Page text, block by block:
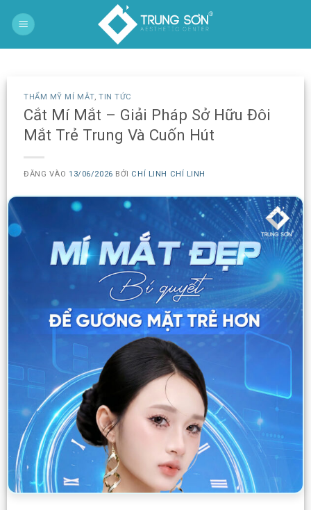
qua
THẨM MỸ MÍ MẮT, TIN TỨC
Cắt Mí Mắt – Giải Pháp Sở Hữu Đôi
Mắt Trẻ Trung Và Cuốn Hút
ĐĂNG VÀO 13/06/2026 BỞI CHÍ LINH CHÍ LINH